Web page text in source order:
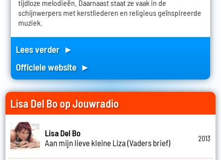
tijdloze melodieën. Daarnaast staat ze vaak in de
schijnwerpers met kerstliederen en religieus geïnspireerde
muziek.
Lees verder ►
Officiele website ►
Lisa Del Bo op Jouwradio
Lisa Del Bo
Aan mijn lieve kleine Liza (Vaders brief)
2013